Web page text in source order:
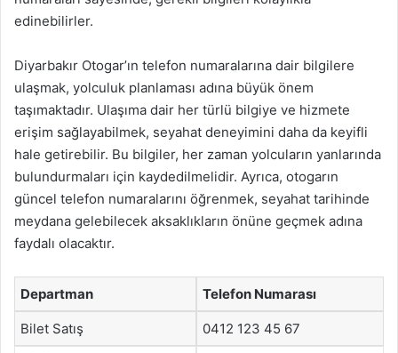
edinebilirler.
Diyarbakır Otogar’ın telefon numaralarına dair bilgilere
ulaşmak, yolculuk planlaması adına büyük önem
taşımaktadır. Ulaşıma dair her türlü bilgiye ve hizmete
erişim sağlayabilmek, seyahat deneyimini daha da keyifli
hale getirebilir. Bu bilgiler, her zaman yolcuların yanlarında
bulundurmaları için kaydedilmelidir. Ayrıca, otogarın
güncel telefon numaralarını öğrenmek, seyahat tarihinde
meydana gelebilecek aksaklıkların önüne geçmek adına
faydalı olacaktır.
Departman Telefon Numarası
Bilet Satış 0412 123 45 67